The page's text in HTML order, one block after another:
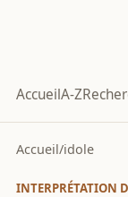
AccueilA-Z
Accueil/idole
INTERPRÉTATION